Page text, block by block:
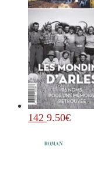
142 9.50€